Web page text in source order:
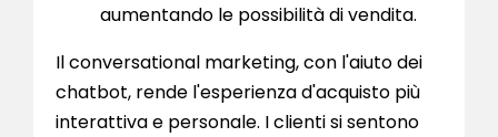
aumentando le possibilità di vendita.
Il conversational marketing, con l'aiuto dei
chatbot, rende l'esperienza d'acquisto più
interattiva e personale. I clienti si sentono